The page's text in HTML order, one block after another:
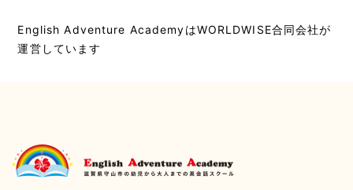
English Adventure AcademyはWORLDWISE合同会社が
運営しています